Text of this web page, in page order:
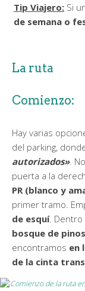
Tip Viajero: Si
de semana o
La ruta
Comienzo:
Hay varias
del parking,
autorizados».
puerta a la
PR (blanco y
primer tramo.
de esquí. Dentro
bosque de pinos
encontramos en
de la cinta